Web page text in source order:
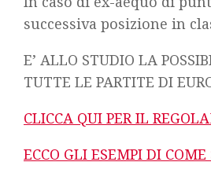
successiva posizione in
E’ ALLO STUDIO LA
TUTTE LE PARTITE DI
CLICCA QUI PER IL
ECCO GLI ESEMPI DI